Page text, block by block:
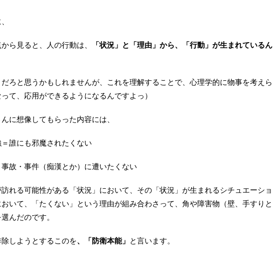
ら見ると、人の行動は、
「状況」と「理由」から、「行動」が生まれているん
だろと思うかもしれませんが、これを理解することで、心理学的に物事を考えら
て、応用ができるようになるんですよっ）
に想像してもらった内容には、
誰にも邪魔されたくない
故・事件（痴漢とか）に遭いたくない
れる可能性がある「状況」において、その「状況」が生まれるシチュエーショ
いて、「たくない」という理由が組み合わさって、角や障害物（壁、手すりと
んだのです。
しようとするこのを、「防衛本能」 と言います。